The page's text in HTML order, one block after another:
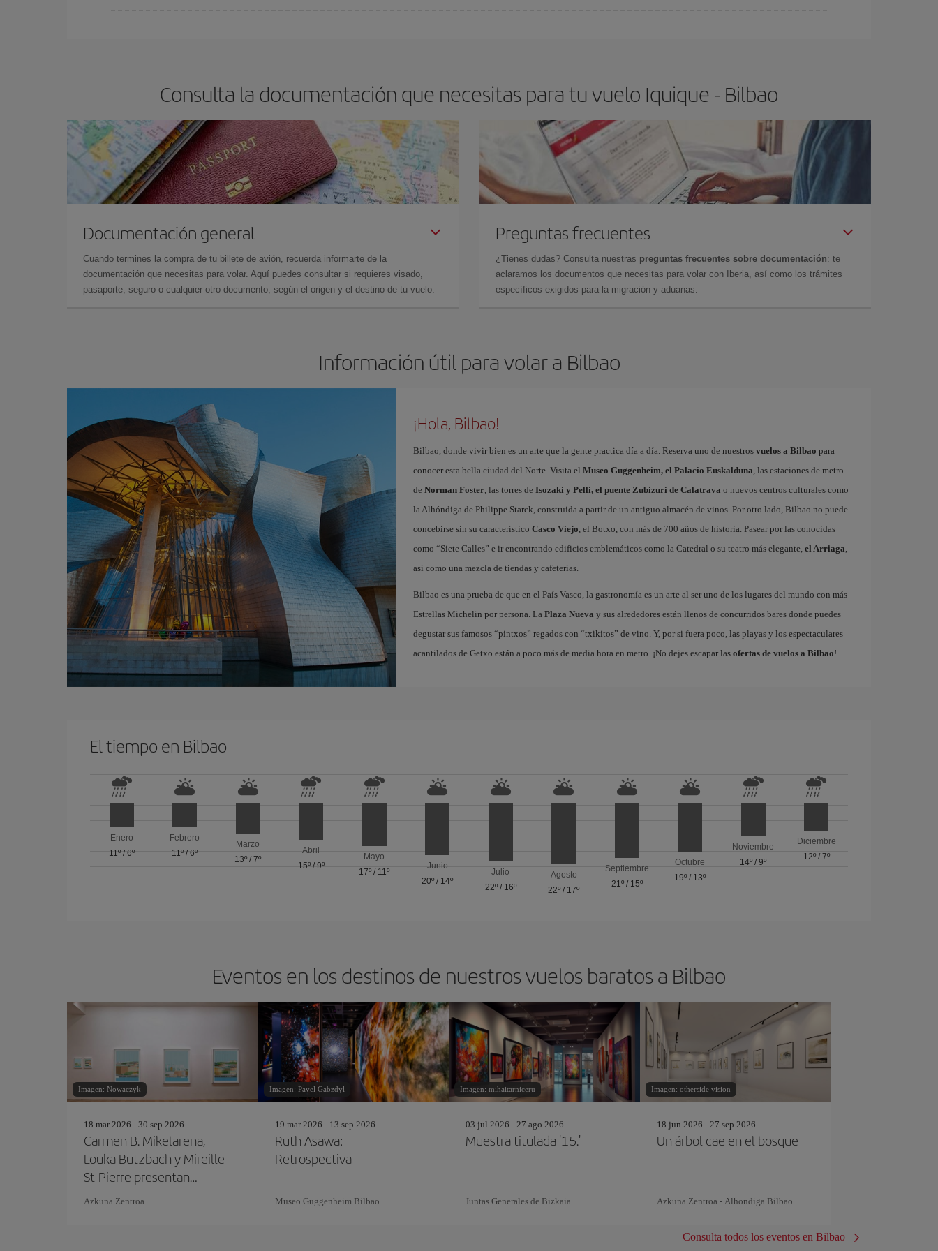
Consulta la documentación que necesitas para tu vuelo Iquique - Bilbao
Documentación general
Cuando termines la compra de tu billete de avión, recuerda informarte de la
documentación que necesitas para volar. Aquí puedes consultar si requieres visado,
pasaporte, seguro o cualquier otro documento, según el origen y el destino de tu vuelo.
Preguntas frecuentes
¿Tienes dudas? Consulta nuestras preguntas frecuentes sobre documentación: te
aclaramos los documentos que necesitas para volar con Iberia, así como los trámites
específicos exigidos para la migración y aduanas.
Información útil para volar a Bilbao
¡Hola, Bilbao!
Bilbao, donde vivir bien es un arte que la gente practica día a día. Reserva uno de nuestros vuelos a Bilbao para
conocer esta bella ciudad del Norte. Visita el Museo Guggenheim, el Palacio Euskalduna, las estaciones de metro
de Norman Foster, las torres de Isozaki y Pelli, el puente Zubizuri de Calatrava o nuevos centros culturales como
la Alhóndiga de Philippe Starck, construida a partir de un antiguo almacén de vinos. Por otro lado, Bilbao no puede
concebirse sin su característico Casco Viejo, el Botxo, con más de 700 años de historia. Pasear por las conocidas
como “Siete Calles” e ir encontrando edificios emblemáticos como la Catedral o su teatro más elegante, el Arriaga,
así como una mezcla de tiendas y cafeterías.
Bilbao es una prueba de que en el País Vasco, la gastronomía es un arte al ser uno de los lugares del mundo con más
Estrellas Michelin por persona. La Plaza Nueva y sus alrededores están llenos de concurridos bares donde puedes
degustar sus famosos “pintxos” regados con “txikitos” de vino. Y, por si fuera poco, las playas y los espectaculares
acantilados de Getxo están a poco más de media hora en metro. ¡No dejes escapar las ofertas de vuelos a Bilbao!
El tiempo en Bilbao
Enero
11º/ 6º
Febrero
11º/6º
Marzo
13º /7º
Abril
15º/ 9º
Mayo
17º / 11º
Junio
20º / 14º
Julio
22º/ 16º
Agosto
22º / 17º
Septiembre
21º/ 15º
Octubre
19º / 13º
Noviembre
14º /9º
Diciembre
12º/ 7º
Eventos en los destinos de nuestros vuelos baratos a Bilbao
Imagen: Nowaczyk
18 mar 2026 - 30 sep 2026
Carmen B. Mikelarena,
Louka Butzbach y Mireille
St-Pierre presentan
'Flores, trenes y
Azkuna Zentroa
Imagen: Pavel Gabzdyl
19 mar 2026 - 13 sep 2026
Ruth Asawa:
Retrospectiva
Museo Guggenheim Bilbao
Imagen: mihaitarniceru
03 jul 2026 - 27 ago 2026
Muestra titulada '15.'
Juntas Generales de Bizkaia
Imagen: otherside vision
18 jun 2026 - 27 sep 2026
Un árbol cae en el bosque
Azkuna Zentroa - Alhondiga Bilbao
Consulta todos los eventos en Bilbao